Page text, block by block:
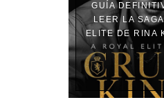
GUÍA
LEER LA
ELITE DE RINA